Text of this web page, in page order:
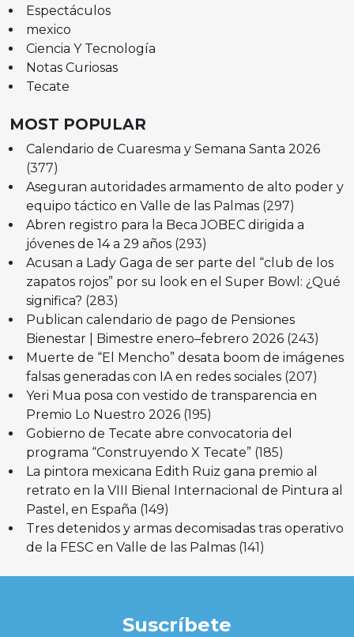
Espectáculos
mexico
Ciencia Y Tecnología
Notas Curiosas
Tecate
MOST POPULAR
Calendario de Cuaresma y Semana Santa 2026
(377)
Aseguran autoridades armamento de alto poder y
equipo táctico en Valle de las Palmas (297)
Abren registro para la Beca JOBEC dirigida a
jóvenes de 14 a 29 años (293)
Acusan a Lady Gaga de ser parte del “club de los
zapatos rojos” por su look en el Super Bowl: ¿Qué
significa? (283)
Publican calendario de pago de Pensiones
Bienestar | Bimestre enero–febrero 2026 (243)
Muerte de “El Mencho” desata boom de imágenes
falsas generadas con IA en redes sociales (207)
Yeri Mua posa con vestido de transparencia en
Premio Lo Nuestro 2026 (195)
Gobierno de Tecate abre convocatoria del
programa “Construyendo X Tecate” (185)
La pintora mexicana Edith Ruiz gana premio al
retrato en la VIII Bienal Internacional de Pintura al
Pastel, en España (149)
Tres detenidos y armas decomisadas tras operativo
de la FESC en Valle de las Palmas (141)
Suscríbete